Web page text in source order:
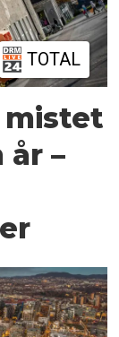
TOTAL
mistet
år –